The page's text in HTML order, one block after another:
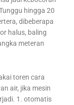
hingga 20
dibeberapa
halus, baling
meteran
toren cara
air, jika mesin
1. otomatis